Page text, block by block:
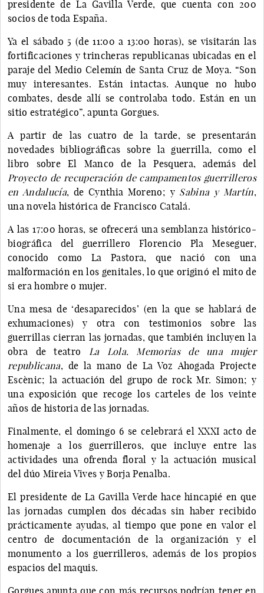
presidente de La Gavilla Verde, que cuenta con 200
socios de toda España.
Ya el sábado 5 (de 11:00 a 13:00 horas), se visitarán las
fortificaciones y trincheras republicanas ubicadas en el
paraje del Medio Celemín de Santa Cruz de Moya. “Son
muy interesantes. Están intactas. Aunque no hubo
combates, desde allí se controlaba todo. Están en un
sitio estratégico”, apunta Gorgues.
A partir de las cuatro de la tarde, se presentarán
novedades bibliográficas sobre la guerrilla, como el
libro sobre El Manco de la Pesquera, además del
Proyecto de recuperación de campamentos guerrilleros
en Andalucía, de Cynthia Moreno; y Sabina y Martín,
una novela histórica de Francisco Catalá.
A las 17:00 horas, se ofrecerá una semblanza histórico-
biográfica del guerrillero Florencio Pla Meseguer,
conocido como La Pastora, que nació con una
malformación en los genitales, lo que originó el mito de
si era hombre o mujer.
Una mesa de ‘desaparecidos’ (en la que se hablará de
exhumaciones) y otra con testimonios sobre las
guerrillas cierran las jornadas, que también incluyen la
obra de teatro
La Lola. Memorias de una mujer
republicana, de la mano de La Voz Ahogada Projecte
Escènic; la actuación del grupo de rock Mr. Simon; y
una exposición que recoge los carteles de los veinte
años de historia de las jornadas.
Finalmente, el domingo 6 se celebrará el XXXI acto de
homenaje a los guerrilleros, que incluye entre las
actividades una ofrenda floral y la actuación musical
del dúo Mireia Vives y Borja Penalba.
El presidente de La Gavilla Verde hace hincapié en que
las jornadas cumplen dos décadas sin haber recibido
prácticamente ayudas, al tiempo que pone en valor el
centro de documentación de la organización y el
monumento a los guerrilleros, además de los propios
espacios del maquis.
Gorgues apunta que con más recursos podrían tener en